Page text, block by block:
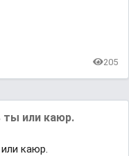
205
ты или каюр.
каюр.